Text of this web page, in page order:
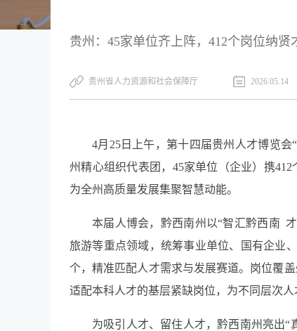
贵州：45家单位齐上阵，412个岗位纳
贵州省人力资源和社会保障厅 2026.05.14
4月25日上午，第十四届贵州人才博览
州精心组织代表团，45家单位（企业）携
为全州高质量发展集聚智慧动能。
本届人博会，黔西南州以“智汇黔西南
旅游等重点领域，统筹事业单位、国有企业
个，精准匹配人才需求与发展赛道。岗位覆
适配本科人才的基层紧缺岗位，为不同层次人
为吸引人才、留住人才，黔西南州亮出“